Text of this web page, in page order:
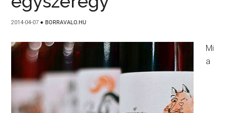
2014-04-07 ● BORRAVALO.HU
Mi
a